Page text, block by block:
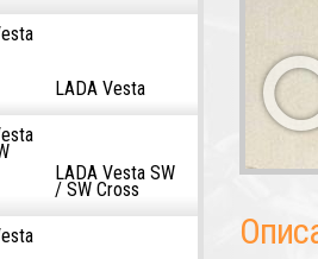
LADA Vesta
LADA Vesta SW
/ SW Cross